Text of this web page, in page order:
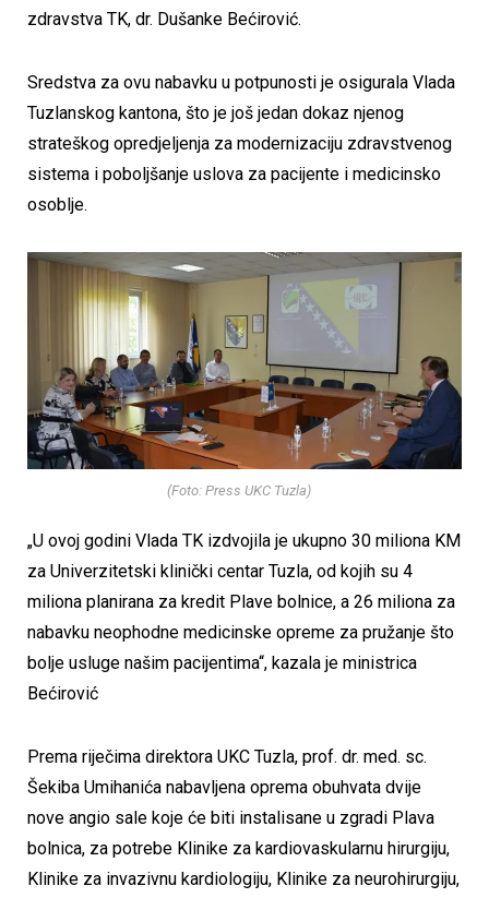
zdravstva TK, dr. Dušanke Bećirović.
Sredstva za ovu nabavku u potpunosti je osigurala Vlada
Tuzlanskog kantona, što je još jedan dokaz njenog
strateškog opredjeljenja za modernizaciju zdravstvenog
sistema i poboljšanje uslova za pacijente i medicinsko
osoblje.
(Foto: Press UKC Tuzla)
„U ovoj godini Vlada TK izdvojila je ukupno 30 miliona KM
za Univerzitetski klinički centar Tuzla, od kojih su 4
miliona planirana za kredit Plave bolnice, a 26 miliona za
nabavku neophodne medicinske opreme za pružanje što
bolje usluge našim pacijentima“, kazala je ministrica
Bećirović
Prema riječima direktora UKC Tuzla, prof. dr. med. sc.
Šekiba Umihanića nabavljena oprema obuhvata dvije
nove angio sale koje će biti instalisane u zgradi Plava
bolnica, za potrebe Klinike za kardiovaskularnu hirurgiju,
Klinike za invazivnu kardiologiju, Klinike za neurohirurgiju,